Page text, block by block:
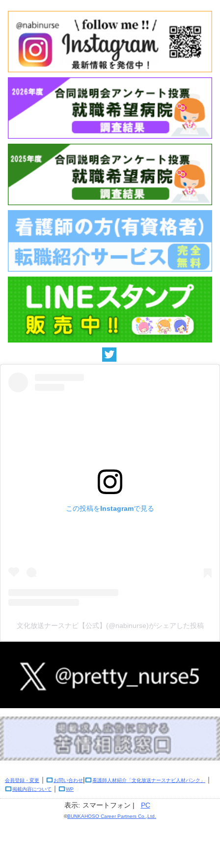
この投稿をInstagramで見る
文化放送ナースナビ【公式】(@nabinurse)がシェアした投稿
会員登録・変更 ｜ お問い合わせ| 看護師人材紹介「文化放送ナースナビ人材バンク」 ｜
掲載内容について ｜ WP
表示: スマートフォン | PC
©BUNKAHOSO Career Partners Co.,Ltd.